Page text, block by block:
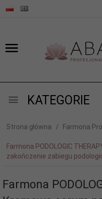
KATEGORIE
Strona główna Farmona
Farmona PODOLOGIC
zakończenie zabiegu
Farmona